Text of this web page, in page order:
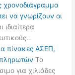
χρονοδιάγραμμα
να γνωρίζουν οι
πίνακες ΑΣΕΠ,
Το
για χιλιάδες